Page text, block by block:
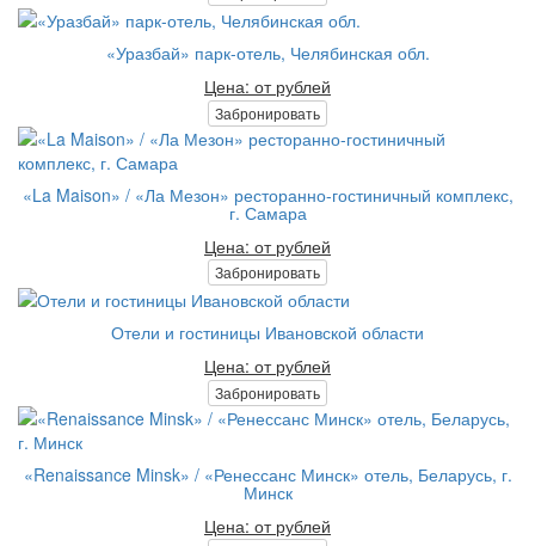
«Уразбай» парк-отель, Челябинская обл.
Цена: от рублей
Забронировать
«La Maison» / «Ла Мезон» ресторанно-гостиничный комплекс,
г. Самара
Цена: от рублей
Забронировать
Отели и гостиницы Ивановской области
Цена: от рублей
Забронировать
«Renaissance Minsk» / «Ренессанс Минск» отель, Беларусь, г.
Минск
Цена: от рублей